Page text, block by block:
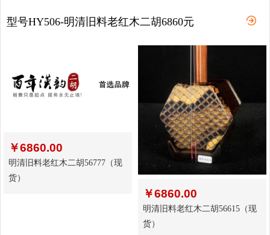
型号HY506-明清旧料老红木二胡6860元
￥6860.00
明清旧料老红木二胡56777（现
货）
￥6860.00
明清旧料老红木二胡56615（现
货）